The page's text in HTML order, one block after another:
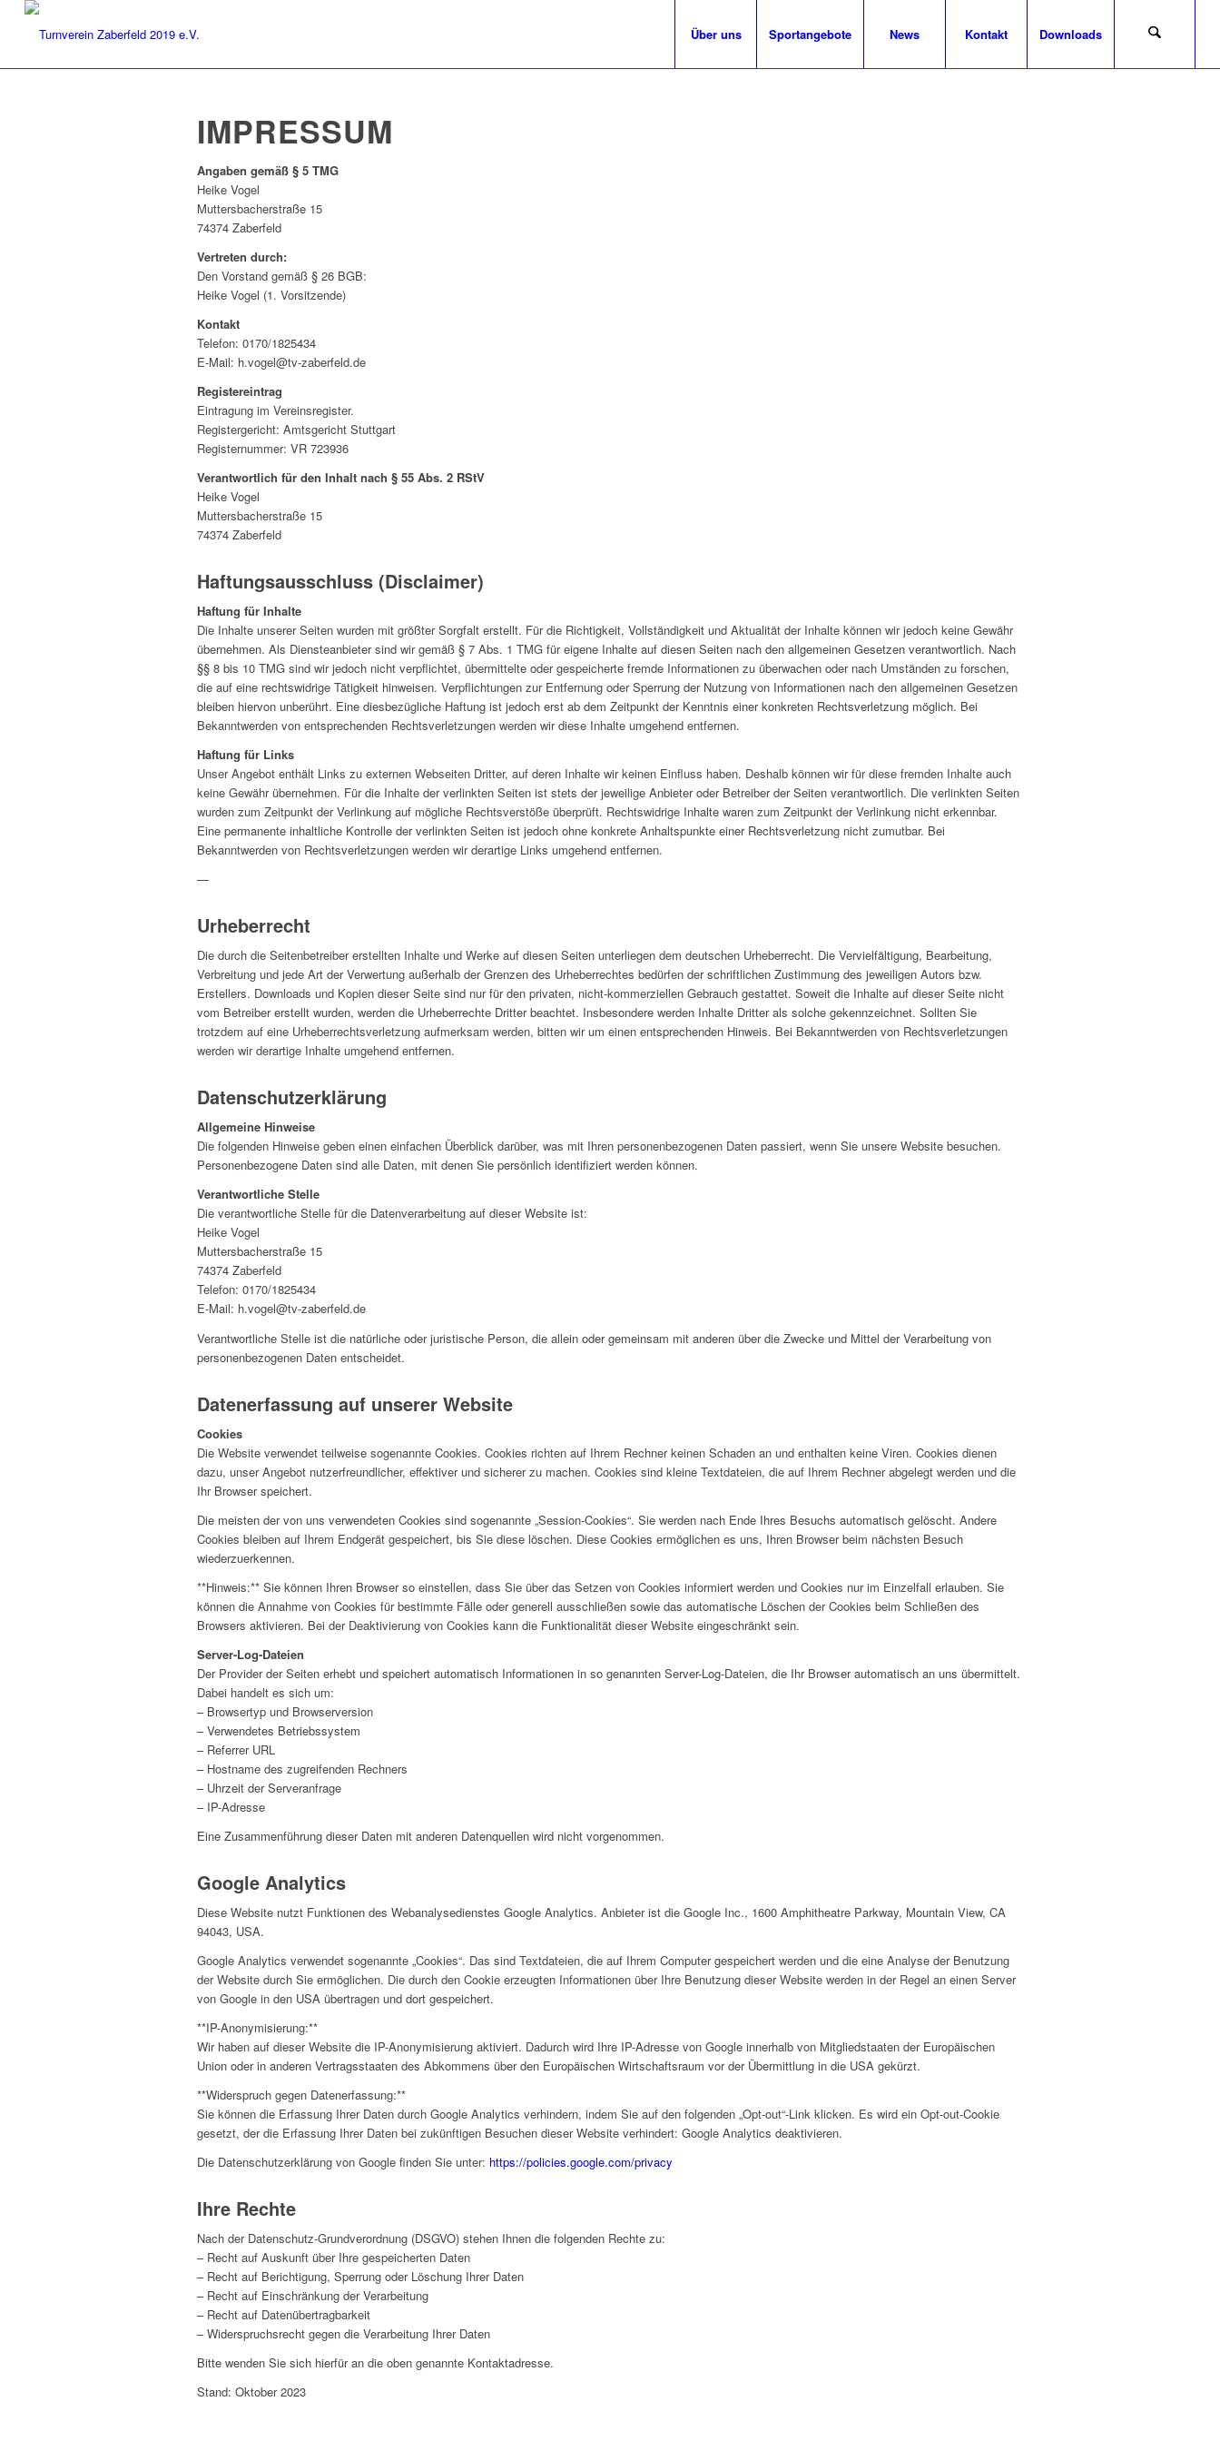
Über uns Sportangebote News Kontakt Downloads
IMPRESSUM
Angaben gemäß § 5 TMG
Heike Vogel
Muttersbacherstraße 15
74374 Zaberfeld
Vertreten durch:
Den Vorstand gemäß § 26 BGB:
Heike Vogel (1. Vorsitzende)
Kontakt
Telefon: 0170/1825434
E-Mail: h.vogel@tv-zaberfeld.de
Registereintrag
Eintragung im Vereinsregister.
Registergericht: Amtsgericht Stuttgart
Registernummer: VR 723936
Verantwortlich für den Inhalt nach § 55 Abs. 2 RStV
Heike Vogel
Muttersbacherstraße 15
74374 Zaberfeld
Haftungsausschluss (Disclaimer)
Haftung für Inhalte
Die Inhalte unserer Seiten wurden mit größter Sorgfalt erstellt. Für die Richtigkeit, Vollständigkeit und Aktualität der Inhalte können wir jedoch keine Gewähr
übernehmen. Als Diensteanbieter sind wir gemäß § 7 Abs. 1 TMG für eigene Inhalte auf diesen Seiten nach den allgemeinen Gesetzen verantwortlich. Nach
§§ 8 bis 10 TMG sind wir jedoch nicht verpflichtet, übermittelte oder gespeicherte fremde Informationen zu überwachen oder nach Umständen zu forschen,
die auf eine rechtswidrige Tätigkeit hinweisen. Verpflichtungen zur Entfernung oder Sperrung der Nutzung von Informationen nach den allgemeinen Gesetzen
bleiben hiervon unberührt. Eine diesbezügliche Haftung ist jedoch erst ab dem Zeitpunkt der Kenntnis einer konkreten Rechtsverletzung möglich. Bei
Bekanntwerden von entsprechenden Rechtsverletzungen werden wir diese Inhalte umgehend entfernen.
Haftung für Links
Unser Angebot enthält Links zu externen Webseiten Dritter, auf deren Inhalte wir keinen Einfluss haben. Deshalb können wir für diese fremden Inhalte auch
keine Gewähr übernehmen. Für die Inhalte der verlinkten Seiten ist stets der jeweilige Anbieter oder Betreiber der Seiten verantwortlich. Die verlinkten Seiten
wurden zum Zeitpunkt der Verlinkung auf mögliche Rechtsverstöße überprüft. Rechtswidrige Inhalte waren zum Zeitpunkt der Verlinkung nicht erkennbar.
Eine permanente inhaltliche Kontrolle der verlinkten Seiten ist jedoch ohne konkrete Anhaltspunkte einer Rechtsverletzung nicht zumutbar. Bei
Bekanntwerden von Rechtsverletzungen werden wir derartige Links umgehend entfernen.
—
Urheberrecht
Die durch die Seitenbetreiber erstellten Inhalte und Werke auf diesen Seiten unterliegen dem deutschen Urheberrecht. Die Vervielfältigung, Bearbeitung,
Verbreitung und jede Art der Verwertung außerhalb der Grenzen des Urheberrechtes bedürfen der schriftlichen Zustimmung des jeweiligen Autors bzw.
Erstellers. Downloads und Kopien dieser Seite sind nur für den privaten, nicht-kommerziellen Gebrauch gestattet. Soweit die Inhalte auf dieser Seite nicht
vom Betreiber erstellt wurden, werden die Urheberrechte Dritter beachtet. Insbesondere werden Inhalte Dritter als solche gekennzeichnet. Sollten Sie
trotzdem auf eine Urheberrechtsverletzung aufmerksam werden, bitten wir um einen entsprechenden Hinweis. Bei Bekanntwerden von Rechtsverletzungen
werden wir derartige Inhalte umgehend entfernen.
Datenschutzerklärung
Allgemeine Hinweise
Die folgenden Hinweise geben einen einfachen Überblick darüber, was mit Ihren personenbezogenen Daten passiert, wenn Sie unsere Website besuchen.
Personenbezogene Daten sind alle Daten, mit denen Sie persönlich identifiziert werden können.
Verantwortliche Stelle
Die verantwortliche Stelle für die Datenverarbeitung auf dieser Website ist:
Heike Vogel
Muttersbacherstraße 15
74374 Zaberfeld
Telefon: 0170/1825434
E-Mail: h.vogel@tv-zaberfeld.de
Verantwortliche Stelle ist die natürliche oder juristische Person, die allein oder gemeinsam mit anderen über die Zwecke und Mittel der Verarbeitung von
personenbezogenen Daten entscheidet.
Datenerfassung auf unserer Website
Cookies
Die Website verwendet teilweise sogenannte Cookies. Cookies richten auf Ihrem Rechner keinen Schaden an und enthalten keine Viren. Cookies dienen
dazu, unser Angebot nutzerfreundlicher, effektiver und sicherer zu machen. Cookies sind kleine Textdateien, die auf Ihrem Rechner abgelegt werden und die
Ihr Browser speichert.
Die meisten der von uns verwendeten Cookies sind sogenannte „Session-Cookies“. Sie werden nach Ende Ihres Besuchs automatisch gelöscht. Andere
Cookies bleiben auf Ihrem Endgerät gespeichert, bis Sie diese löschen. Diese Cookies ermöglichen es uns, Ihren Browser beim nächsten Besuch
wiederzuerkennen.
**Hinweis:** Sie können Ihren Browser so einstellen, dass Sie über das Setzen von Cookies informiert werden und Cookies nur im Einzelfall erlauben. Sie
können die Annahme von Cookies für bestimmte Fälle oder generell ausschließen sowie das automatische Löschen der Cookies beim Schließen des
Browsers aktivieren. Bei der Deaktivierung von Cookies kann die Funktionalität dieser Website eingeschränkt sein.
Server-Log-Dateien
Der Provider der Seiten erhebt und speichert automatisch Informationen in so genannten Server-Log-Dateien, die Ihr Browser automatisch an uns übermittelt.
Dabei handelt es sich um:
– Browsertyp und Browserversion
– Verwendetes Betriebssystem
– Referrer URL
– Hostname des zugreifenden Rechners
– Uhrzeit der Serveranfrage
– IP-Adresse
Eine Zusammenführung dieser Daten mit anderen Datenquellen wird nicht vorgenommen.
Google Analytics
Diese Website nutzt Funktionen des Webanalysedienstes Google Analytics. Anbieter ist die Google Inc., 1600 Amphitheatre Parkway, Mountain View, CA
94043, USA.
Google Analytics verwendet sogenannte „Cookies“. Das sind Textdateien, die auf Ihrem Computer gespeichert werden und die eine Analyse der Benutzung
der Website durch Sie ermöglichen. Die durch den Cookie erzeugten Informationen über Ihre Benutzung dieser Website werden in der Regel an einen Server
von Google in den USA übertragen und dort gespeichert.
**IP-Anonymisierung:**
Wir haben auf dieser Website die IP-Anonymisierung aktiviert. Dadurch wird Ihre IP-Adresse von Google innerhalb von Mitgliedstaaten der Europäischen
Union oder in anderen Vertragsstaaten des Abkommens über den Europäischen Wirtschaftsraum vor der Übermittlung in die USA gekürzt.
**Widerspruch gegen Datenerfassung:**
Sie können die Erfassung Ihrer Daten durch Google Analytics verhindern, indem Sie auf den folgenden „Opt-out“-Link klicken. Es wird ein Opt-out-Cookie
gesetzt, der die Erfassung Ihrer Daten bei zukünftigen Besuchen dieser Website verhindert: Google Analytics deaktivieren.
Die Datenschutzerklärung von Google finden Sie unter: https://policies.google.com/privacy
Ihre Rechte
Nach der Datenschutz-Grundverordnung (DSGVO) stehen Ihnen die folgenden Rechte zu:
– Recht auf Auskunft über Ihre gespeicherten Daten
– Recht auf Berichtigung, Sperrung oder Löschung Ihrer Daten
– Recht auf Einschränkung der Verarbeitung
– Recht auf Datenübertragbarkeit
– Widerspruchsrecht gegen die Verarbeitung Ihrer Daten
Bitte wenden Sie sich hierfür an die oben genannte Kontaktadresse.
Stand: Oktober 2023